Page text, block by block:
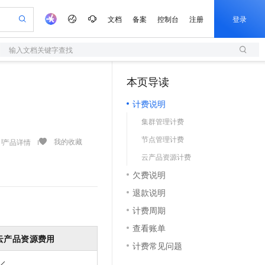
文档 备案 控制台 注册 登录
输入文档关键字查找
产品详情 我的收藏
产品资源费用
本页导读
计费说明
集群管理计费
节点管理计费
云产品资源计费
欠费说明
退款说明
计费周期
查看账单
计费常见问题
平台百炼
自然，细节丰富
语音识别与合成
Qwen3-TTS-Flash
全托管，含MySQL、PostgreSQL、SQL Server、MariaDB多引擎
网络安全防护产品
轻量应用服务器
数字证书管理服务（原SSL证书）
实现全站HTTPS，呈现可信的WEB访问
大数据开发治理平台 DataWorks
服务器，轻松开启游戏
Agency Agents：拥有专属领域专家
HappyHorse 打造一站式影视创作平台
漫剧工坊：一站式动画创作平台
快速生产连贯的高质量长漫剧
10 分钟搭建微信、支付宝小程序
高效部署网站，快速应用到小程序
创作，一键激活电商全链路生产力
作，剧本、分镜、视频高效生成
AI 活动
AI 生产力先锋
先锋实践拓展 AI 生产力的边界
飞天发布时刻
所见，即是所愿
从基础到进阶，Agent 创客手把手教你
创新加速
覆盖90%+业务场景，专享组合折扣价
阿里云 OPC 创新助力计划
Token 补贴，五大权
益加速 OPC 成功
专业服务
上云迁移
代维服务
计划 服务伙伴合作计划
Al MaaS 服务伙伴赋能合作
伙伴信用分合作计划
合作伙伴培训与认证
查询合作伙伴
登录合作伙伴管理后台
开发者社区
我要反馈
我要建议
我要投诉
加入我们